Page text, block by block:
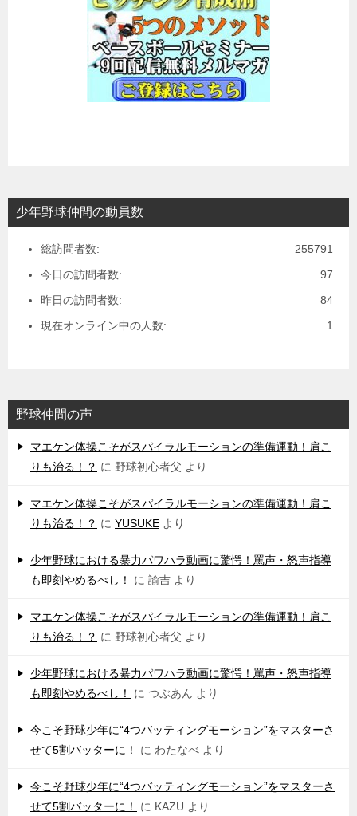
少年野球仲間の動員数
255791
総訪問者数:
97
今日の訪問者数:
84
昨日の訪問者数:
1
現在オンライン中の人数:
野球仲間の声
マエケン体操こそがスパイラルモーションの準備運動！肩こ
りも治る！？ に 野球初心者父 より
マエケン体操こそがスパイラルモーションの準備運動！肩こ
りも治る！？ に YUSUKE より
少年野球における暴力パワハラ動画に驚愕！罵声・怒声指導
も即刻やめるべし！
に 諭吉 より
マエケン体操こそがスパイラルモーションの準備運動！肩こ
りも治る！？ に 野球初心者父 より
少年野球における暴力パワハラ動画に驚愕！罵声・怒声指導
も即刻やめるべし！
に つぶあん より
今こそ野球少年に“4つバッティングモーション”をマスターさ
せて5割バッターに！
に わたなべ より
今こそ野球少年に“4つバッティングモーション”をマスターさ
せて5割バッターに！
に KAZU より